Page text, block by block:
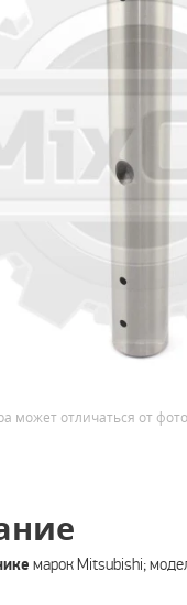
может отличаться от
марок Mitsubishi;